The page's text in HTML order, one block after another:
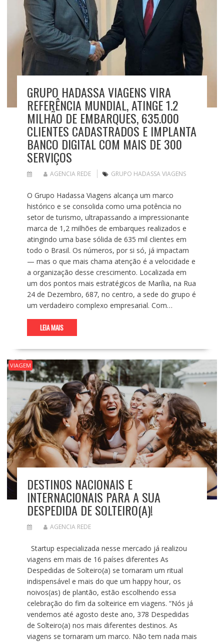
GRUPO HADASSA VIAGENS VIRA
REFERÊNCIA MUNDIAL, ATINGE 1.2
MILHÃO DE EMBARQUES, 635.000
CLIENTES CADASTRADOS E IMPLANTA
BANCO DIGITAL COM MAIS DE 300
SERVIÇOS
AGENCIA REDE GRUPO HADASSA VIAGENS
O Grupo Hadassa Viagens alcança um marco
histórico e se consolida como uma potência no
setor de turismo, ultrapassando a impressionante
marca de 1,2 milhões de embarques realizados e
atingindo uma base sólida de 635 mil clientes em
todo o Brasil. Os números, por si só, já impactam
— mas o que mais chama atenção é a velocidade e
a organização desse crescimento. Localizada em
um dos pontos mais estratégicos de Marília, na Rua
24 de Dezembro, 687, no centro, a sede do grupo é
um verdadeiro complexo empresarial. Com…
LEIA MAIS
VIAGEM
DESTINOS NACIONAIS E
INTERNACIONAIS PARA A SUA
DESPEDIDA DE SOLTEIRO(A)!
AGENCIA REDE
Startup especializada nesse mercado já realizou
viagens em mais de 16 países diferentes As
Despedidas de Solteiro(a) se tornaram um ritual
indispensável e mais do que um happy hour, os
noivos(as) de plantão, estão escolhendo essa
celebração do fim da solteirice em viagens. “Nós já
vendemos até agosto deste ano, 378 Despedidas
de Solteiro(a) nos mais diferentes destinos. As
viagens se tornaram um marco. Não tem nada mais